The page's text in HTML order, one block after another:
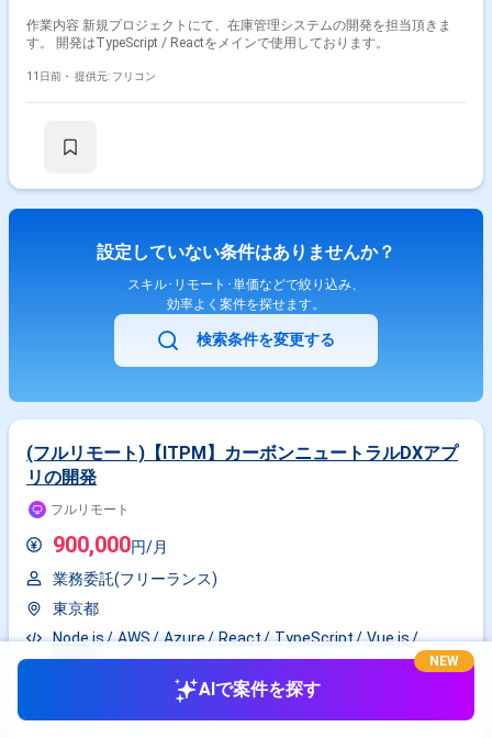
作業内容 新規プロジェクトにて、在庫管理システムの開発を担当頂きま
す。 開発はTypeScript / Reactをメインで使用しております。
11日前・ 提供元: フリコン
設定していない条件はありませんか？
スキル･リモート･単価などで絞り込み、
効率よく案件を探せます。
検索条件を変更する
(フルリモート)【ITPM】カーボンニュートラルDXアプ
リの開発
フルリモート
900,000円/月
業務委託(フリーランス)
東京都
Node.js
AWS Azure React TypeScript
Vue.js
Next.js
フロントエンドエンジニア
PM
AIで案件を探す
NEW